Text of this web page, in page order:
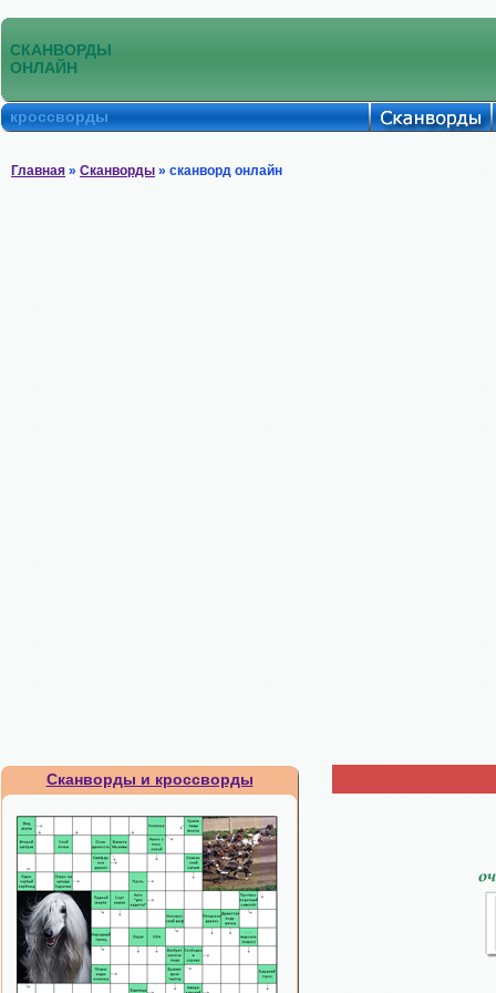
СКАНВОРДЫ
ОНЛАЙН
кроссворды
Главная » Сканворды » сканворд онлайн
Сканворды и кроссворды